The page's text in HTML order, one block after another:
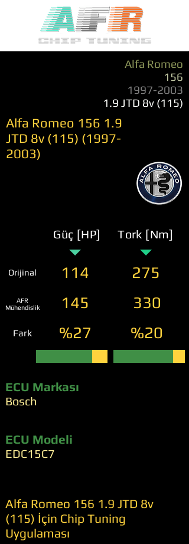
Alfa Romeo
156
1997-2003
1.9 JTD 8v (115)
Alfa Romeo 156 1.9
JTD 8v (115) (1997-
2003)
Güç [HP] Tork [Nm]
Orijinal 114 275
AFR
Mühendislik
145 330
Fark %27 %20
ECU Markası
Bosch
ECU Modeli
EDC15C7
Alfa Romeo 156 1.9 JTD 8v
(115) İçin Chip Tuning
Uygulaması